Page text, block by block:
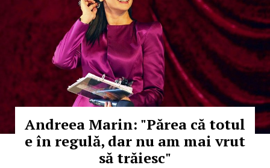
Andreea Marin: "Părea că totul
e în regulă, dar nu am mai vrut
să trăiesc"